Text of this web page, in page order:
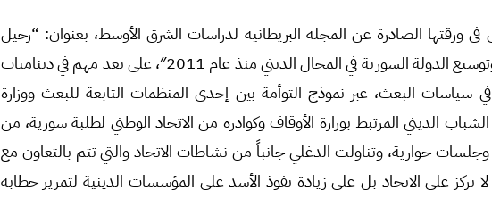
ورقتها الصادرة عن المجلة البريطانية لدراسات الشرق الأوسط، بعنوان: “رحيل
العلمانية: استيلاء على الحدود وتوسيع الدولة السورية في المجال الديني منذ عام 2011″، على بعد مهم في ديناميات
سياسات البعث، عبر نموذج التوأمة بين إحدى المنظمات التابعة للبعث ووزارة
الديني المرتبط بوزارة الأوقاف وكوادره من الاتحاد الوطني لطلبة سورية، من
حوارية، وتناولت الدغلي جانباً من نشاطات الاتحاد والتي تتم بالتعاون مع
تركز على الاتحاد بل على زيادة نفوذ الأسد على المؤسسات الدينية لتمرير خطابه